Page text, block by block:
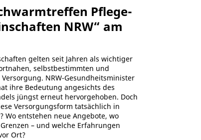
Pflege-
NRW“ am
gelten seit Jahren als wichtiger
selbstbestimmten und
NRW-Gesundheitsminister
ihre Bedeutung angesichts des
jüngst erneut hervorgehoben. Doch
Versorgungsform tatsächlich in
Wo entstehen neue Angebote, wo
– und welche Erfahrungen
Ort?